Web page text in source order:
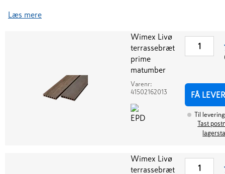
Læs mere
Wimex Livø
terrassebræt
prime
matumber
Varenr:
41502162013
FÅ
Til levering
Tast
Wimex Livø
terrassebræt